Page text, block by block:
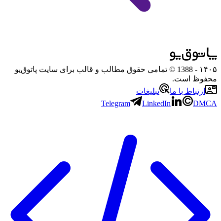
۱۴۰۵
- 1388 © تمامی حقوق مطالب و قالب برای سایت پاتوق‌یو
محفوظ است.
ارتباط با ما
تبلیغات
Telegram
LinkedIn DMCA